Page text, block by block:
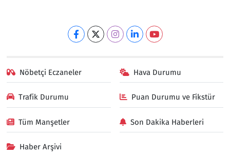
Nöbetçi Eczaneler Hava Durumu
Trafik Durumu Puan Durumu ve Fikstür
Tüm Manşetler Son Dakika Haberleri
Haber Arşivi